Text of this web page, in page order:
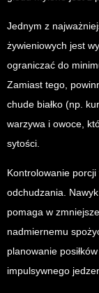
Jednym z
żywieniowych jest
ograniczać do
Zamiast tego,
chude białko (np.
warzywa i owoce,
sytości.
Kontrolowanie
odchudzania.
pomaga w
nadmiernemu
planowanie
impulsywnego